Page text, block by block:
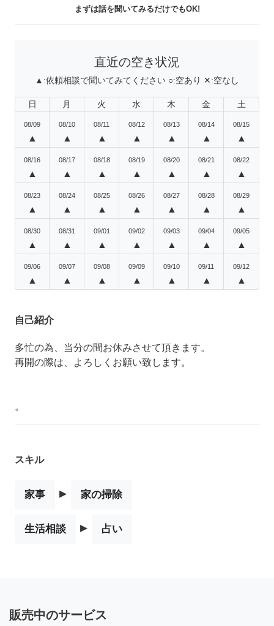
まずは話を聞いてみるだけでもOK!
直近の空き状況
▲:依頼相談で聞いてみてください ○:空あり ✕:空なし
日 月 火 水 木 金 土
08/09
▲
08/10
▲
08/11
▲
08/12
▲
08/13
▲
08/14
▲
08/15
▲
08/16
▲
08/17
▲
08/18
▲
08/19
▲
08/20
▲
08/21
▲
08/22
▲
08/23
▲
08/24
▲
08/25
▲
08/26
▲
08/27
▲
08/28
▲
08/29
▲
08/30
▲
08/31
▲
09/01
▲
09/02
▲
09/03
▲
09/04
▲
09/05
▲
09/06
▲
09/07
▲
09/08
▲
09/09
▲
09/10
▲
09/11
▲
09/12
▲
自己紹介
多忙の為、当分の間お休みさせて頂きます。
再開の際は、よろしくお願い致します。
。
スキル
家事 ▸ 家の掃除
生活相談 ▸ 占い
販売中のサービス